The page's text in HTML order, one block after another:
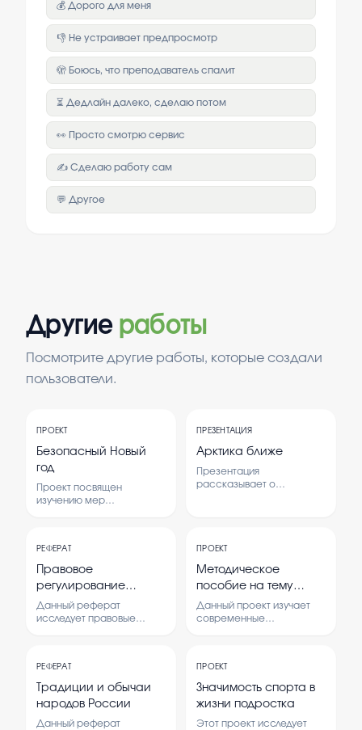
💰 Дорого для меня
👎 Не устраивает предпросмотр
🫣 Боюсь, что преподаватель спалит
⏳ Дедлайн далеко, сделаю потом
👀 Просто смотрю сервис
✍️ Сделаю работу сам
💬 Другое
Другие работы
Посмотрите другие работы, которые создали
пользователи.
ПРОЕКТ
Безопасный Новый
год
Проект посвящен
изучению мер
рассматриваются
основные правила
безопасного поведения и
ways to avoid опасных
ситуаций во время
празднования.
ПРЕЗЕНТАЦИЯ
Арктика ближе
Презентация
рассказывает о
Рассматриваются
возможности региона.
Цель — понять значение
Арктики для мира и
РЕФЕРАТ
Правовое
регулирование
расторжения брака в
суде
Данный реферат
исследует правовые
Анализируется
законодательство,
регулирующее процедуры
и условия расторжения
брака, а также
ПРОЕКТ
Методическое
пособие на тему
«Повышение качества
и эффективности
посредством
современных
педагогических
Данный проект изучает
современные
влияние на качество и
эффективность занятий. В
нем рассматриваются
методы повышения
профессиональных
РЕФЕРАТ
Традиции и обычаи
народов России
Данный реферат
ПРОЕКТ
Значимость спорта в
жизни подростка
Этот проект исследует